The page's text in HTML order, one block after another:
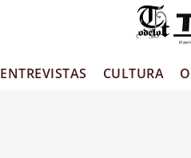
ENTREVISTAS CULTURA